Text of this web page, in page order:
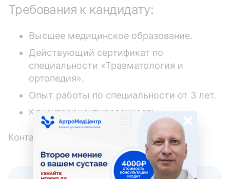
Требования к кандидату:
Высшее медицинское образование.
Действующий сертификат по
специальности «Травматология и
ортопедия».
Опыт работы по специальности от 3 лет.
Клиентоориентированность.
Контактный телефон: +7 (908) 552-50-60